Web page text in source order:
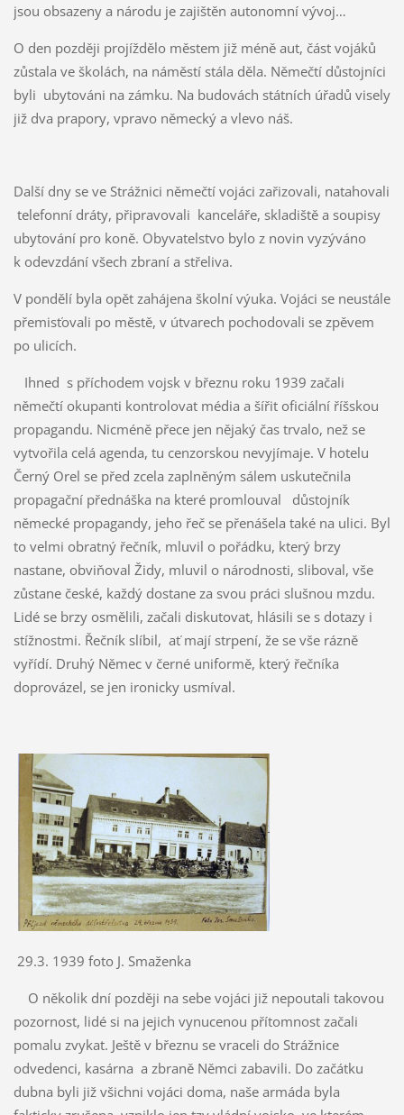
jsou obsazeny a národu je zajištěn autonomní vývoj…
O den později projíždělo městem již méně aut, část vojáků
zůstala ve školách, na náměstí stála děla. Němečtí důstojníci
byli ubytováni na zámku. Na budovách státních úřadů visely
již dva prapory, vpravo německý a vlevo náš.
Další dny se ve Strážnici němečtí vojáci zařizovali, natahovali
telefonní dráty, připravovali kanceláře, skladiště a soupisy
ubytování pro koně. Obyvatelstvo bylo z novin vyzýváno
k odevzdání všech zbraní a střeliva.
V pondělí byla opět zahájena školní výuka. Vojáci se neustále
přemisťovali po městě, v útvarech pochodovali se zpěvem
po ulicích.
Ihned s příchodem vojsk v březnu roku 1939 začali
němečtí okupanti kontrolovat média a šířit oficiální říšskou
propagandu. Nicméně přece jen nějaký čas trvalo, než se
vytvořila celá agenda, tu cenzorskou nevyjímaje. V hotelu
Černý Orel se před zcela zaplněným sálem uskutečnila
propagační přednáška na které promlouval důstojník
německé propagandy, jeho řeč se přenášela také na ulici. Byl
to velmi obratný řečník, mluvil o pořádku, který brzy
nastane, obviňoval Židy, mluvil o národnosti, sliboval, vše
zůstane české, každý dostane za svou práci slušnou mzdu.
Lidé se brzy osmělili, začali diskutovat, hlásili se s dotazy i
stížnostmi. Řečník slíbil, ať mají strpení, že se vše rázně
vyřídí. Druhý Němec v černé uniformě, který řečníka
doprovázel, se jen ironicky usmíval.
29.3. 1939 foto J. Smaženka
O několik dní později na sebe vojáci již nepoutali takovou
pozornost, lidé si na jejich vynucenou přítomnost začali
pomalu zvykat. Ještě v březnu se vraceli do Strážnice
odvedenci, kasárna a zbraně Němci zabavili. Do začátku
dubna byli již všichni vojáci doma, naše armáda byla